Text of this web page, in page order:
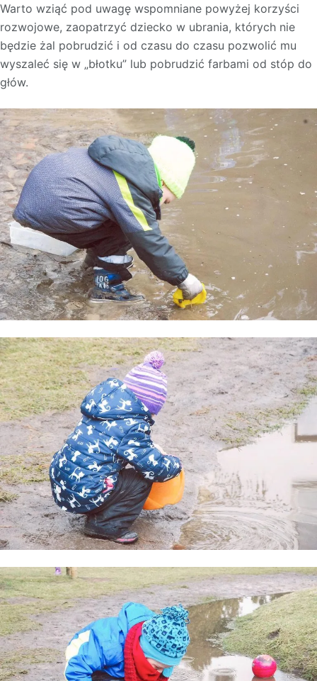
Warto wziąć pod uwagę wspomniane powyżej korzyści
rozwojowe, zaopatrzyć dziecko w ubrania, których nie
będzie żal pobrudzić i od czasu do czasu pozwolić mu
wyszaleć się w „błotku” lub pobrudzić farbami od stóp do
głów.